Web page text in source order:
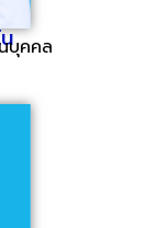
บุคคล